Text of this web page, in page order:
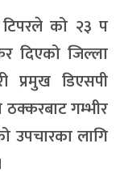
टिपरले को २३ प
दिएको जिल्ला
प्रमुख डिएसपी
गम्भीर
उपचारका लागि